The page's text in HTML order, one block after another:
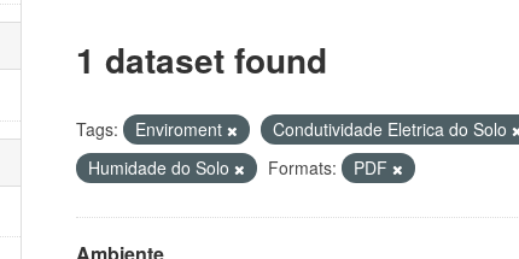
1 dataset found
Tags: Enviroment
Condutividade Eletrica do Solo
Humidade do Solo
Formats: PDF